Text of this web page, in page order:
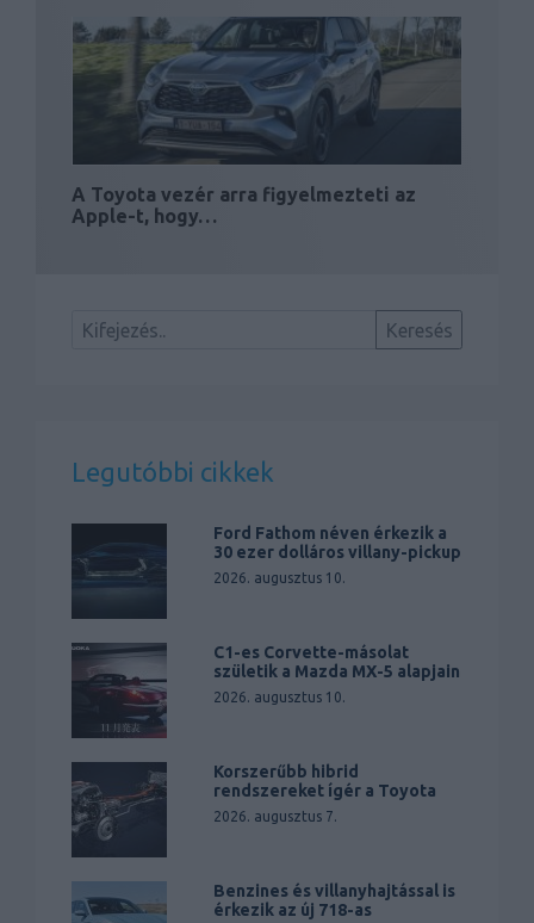
A Toyota vezér arra figyelmezteti az
Apple-t, hogy…
Legutóbbi cikkek
Ford Fathom néven érkezik a
30 ezer dolláros villany-pickup
2026. augusztus 10.
C1-es Corvette-másolat
születik a Mazda MX-5 alapjain
2026. augusztus 10.
Korszerűbb hibrid
rendszereket ígér a Toyota
2026. augusztus 7.
Benzines és villanyhajtással is
érkezik az új 718-as